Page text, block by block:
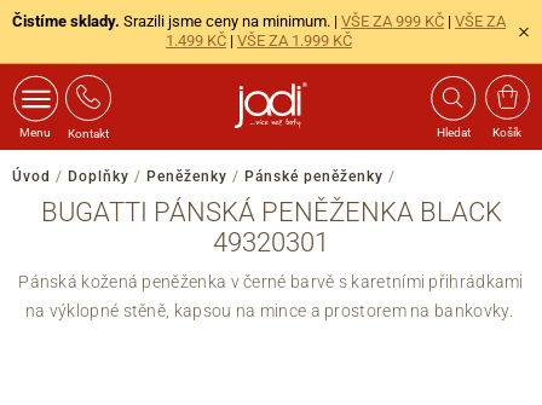
Čistíme sklady. Srazili jsme ceny na minimum. | VŠE ZA 999 KČ | VŠE ZA
1.499 KČ | VŠE ZA 1.999 KČ
Menu Kontakt Hledat Košík
Úvod / Doplňky / Peněženky / Pánské peněženky /
BUGATTI PÁNSKÁ PENĚŽENKA BLACK
49320301
Pánská kožená peněženka v černé barvě s karetními přihrádkami
na výklopné stěně, kapsou na mince a prostorem na bankovky.